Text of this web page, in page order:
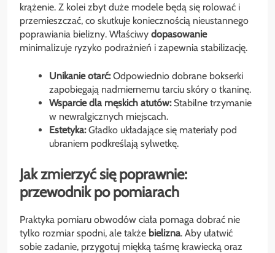
krążenie. Z kolei zbyt duże modele będą się rolować i
przemieszczać, co skutkuje koniecznością nieustannego
poprawiania bielizny. Właściwy dopasowanie
minimalizuje ryzyko podrażnień i zapewnia stabilizację.
Unikanie otarć:Odpowiednio dobrane bokserki
zapobiegają nadmiernemu tarciu skóry o tkaninę.
Wsparcie dla męskich atutów:Stabilne trzymanie
w newralgicznych miejscach.
Estetyka:Gładko układające się materiały pod
ubraniem podkreślają sylwetkę.
Jak zmierzyć się poprawnie:
przewodnik po pomiarach
Praktyka pomiaru obwodów ciała pomaga dobrać nie
tylko rozmiar spodni, ale także bielizna. Aby ułatwić
sobie zadanie, przygotuj miękką taśmę krawiecką oraz